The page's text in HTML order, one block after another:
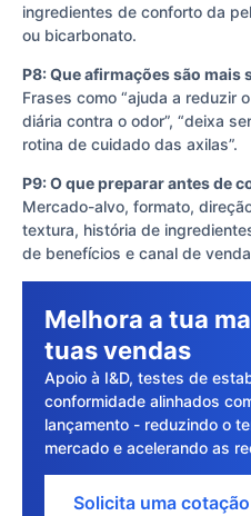
ingredientes de conforto da
ou bicarbonato.
P8: Que afirmações são mais
Frases como “ajuda a reduzir
diária contra o odor”, “deixa
rotina de cuidado das axilas”.
P9: O que preparar antes de
Mercado-alvo, formato,
textura, história de
de benefícios e canal de
Melhora a tua
tuas vendas
Apoio à I&D, testes de
conformidade alinhados
lançamento - reduzindo o
mercado e acelerando as
Solicita uma cotação